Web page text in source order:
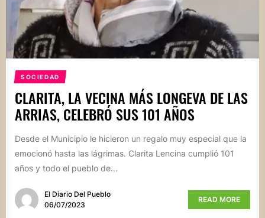
SOCIEDAD
CLARITA, LA VECINA MÁS LONGEVA DE LAS
ARRIAS, CELEBRÓ SUS 101 AÑOS
Desde el Municipio le hicieron un regalo muy especial que la
emocionó hasta las lágrimas. Clarita Lencina cumplió 101
años y todo el pueblo de...
El Diario Del Pueblo
06/07/2023
READ MORE